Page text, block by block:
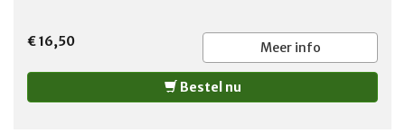
€ 16,50 Meer info
Bestel nu